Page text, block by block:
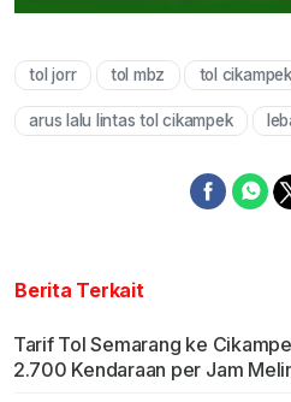
tol jorr tol mbz tol cikampek
arus lalu lintas tol cikampek
Berita Terkait
Tarif Tol Semarang ke
2.700 Kendaraan per Jam